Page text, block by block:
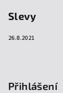
Slevy
26.8.2021
Přihlášení